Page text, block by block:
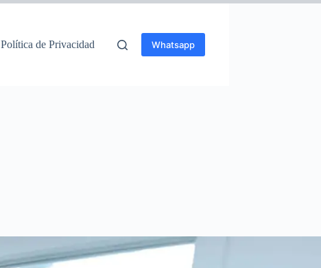
Política de Privacidad Whatsapp